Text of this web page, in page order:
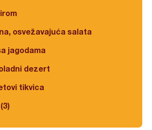
osvežavajuća salata
jagodama
dezert
tikvica